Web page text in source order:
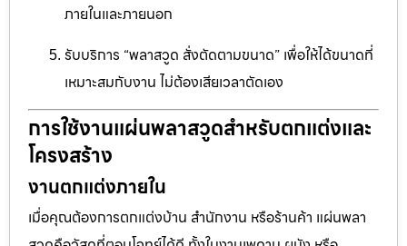
ภายในและภายนอก
รับบริการ “พลาสวูด สั่งตัดตามขนาด” เพื่อให้ได้ขนาดที่
เหมาะสมกับงาน ไม่ต้องเสียเวลาตัดเอง
การใช้งานแผ่นพลาสวูดสำหรับตกแต่งและ
โครงสร้าง
งานตกแต่งภายใน
เมื่อคุณต้องการตกแต่งบ้าน สำนักงาน หรือร้านค้า แผ่นพลา